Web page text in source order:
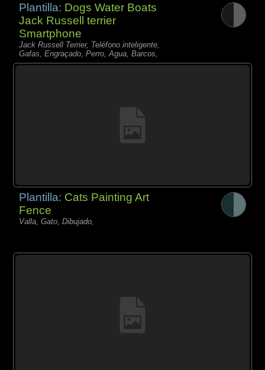
Plantilla: Dogs Water Boats
Jack Russell terrier
Smartphone
Jack Russell Terrier, Teléfono inteligente,
Gafas, Engraçado, Perro, Agua, Barcos,
Plantilla: Cats Painting Art
Fence
Valla, Gato, Dibujado,